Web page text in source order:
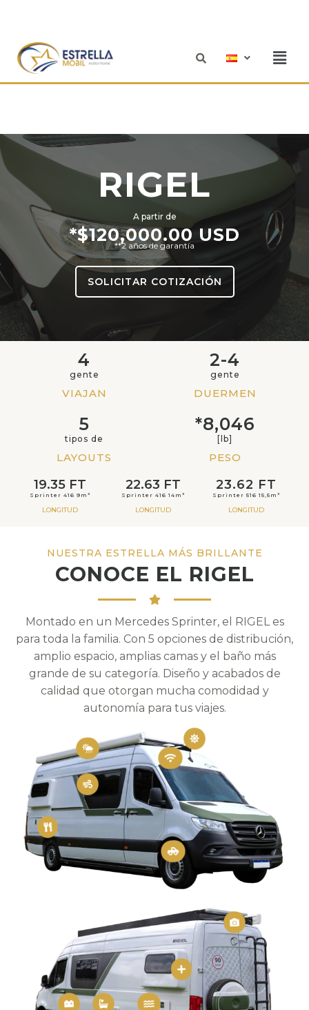
contenido
RIGEL
A partir de
*$120,000.00 USD
**2 años de garantía
SOLICITAR COTIZACIÓN
4
gente
VIAJAN
2-4
gente
DUERMEN
5
tipos de
LAYOUTS
*8,046
[lb]
PESO
19.35 FT
Sprinter 416 9m³
LONGITUD
22.63 FT
Sprinter 416 14m³
LONGITUD
23.62 FT
Sprinter 516 15,5m³
LONGITUD
NUESTRA ESTRELLA MÁS BRILLANTE
CONOCE EL RIGEL
Montado en un Mercedes Sprinter, el RIGEL es
para toda la familia. Con 5 opciones de distribución,
amplio espacio, amplias camas y el baño más
grande de su categoría. Diseño y acabados de
calidad que otorgan mucha comodidad y
autonomía para tus viajes.